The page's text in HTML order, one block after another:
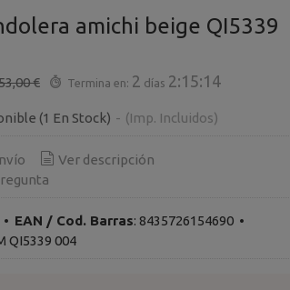
amichi beige QI5339
€ Termina en: 2 días 2:15:14
(1 En Stock) - (Imp. Incluidos)
Ver descripción
• EAN / Cod. Barras: 8435726154690•
QI5339 004